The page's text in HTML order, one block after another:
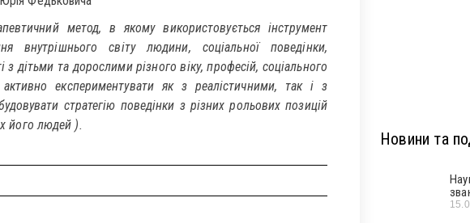
метод, в якому використовується інструмент
внутрішнього світу людини, соціальної поведінки,
дітьми та дорослими різного віку, професій, соціального
експериментувати як з реалістичними, так і з
стратегію поведінки з різних рольових позицій
його людей ).
Новини та